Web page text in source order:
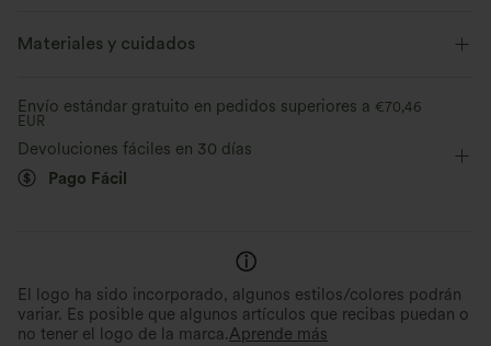
Fiesta & Boda
Materiales y cuidados
Envío estándar gratuito en pedidos superiores a €70,46
EUR
Devoluciones fáciles en 30 días
Pago Fácil
El logo ha sido incorporado, algunos estilos/colores podrán
variar. Es posible que algunos artículos que recibas puedan o
no tener el logo de la marca.Aprende más